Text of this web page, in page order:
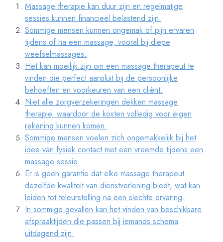
Massage therapie kan duur zijn en regelmatige
sessies kunnen financieel belastend zijn.
Sommige mensen kunnen ongemak of pijn ervaren
tijdens of na een massage, vooral bij diepe
weefselmassages.
Het kan moeilijk zijn om een massage therapeut te
vinden die perfect aansluit bij de persoonlijke
behoeften en voorkeuren van een cliënt.
Niet alle zorgverzekeringen dekken massage
therapie, waardoor de kosten volledig voor eigen
rekening kunnen komen.
Sommige mensen voelen zich ongemakkelijk bij het
idee van fysiek contact met een vreemde tijdens een
massage sessie.
Er is geen garantie dat elke massage therapeut
dezelfde kwaliteit van dienstverlening biedt, wat kan
leiden tot teleurstelling na een slechte ervaring.
In sommige gevallen kan het vinden van beschikbare
afspraaktijden die passen bij iemands schema
uitdagend zijn.